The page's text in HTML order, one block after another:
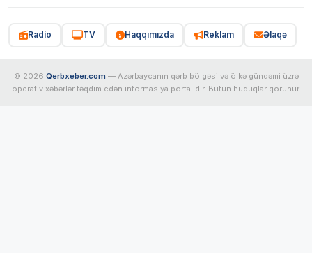
Radio TV Haqqımızda Reklam Əlaqə
© 2026 Qerbxeber.com — Azərbaycanın qərb bölgəsi və ölkə gündəmi üzrə
operativ xəbərlər təqdim edən informasiya portalıdır. Bütün hüquqlar qorunur.